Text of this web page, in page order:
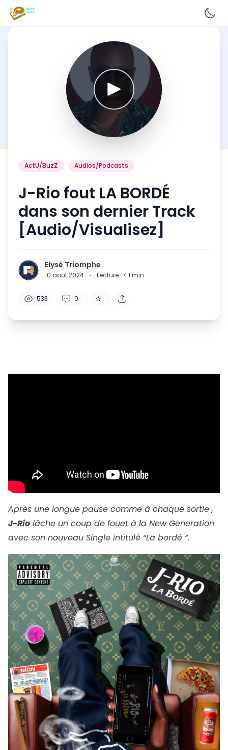
ActU/BuzZ Audios/Podcasts
J-Rio fout LA BORDÉ
dans son dernier Track
[Audio/Visualisez]
Elysé Triomphe
10 août 2024 · Lecture : < 1 min
533 0
Après une longue pause comme à chaque sortie ,
J-Rio lâche un coup de fouet à la New Generation
avec son nouveau Single intitulé “La bordé “.